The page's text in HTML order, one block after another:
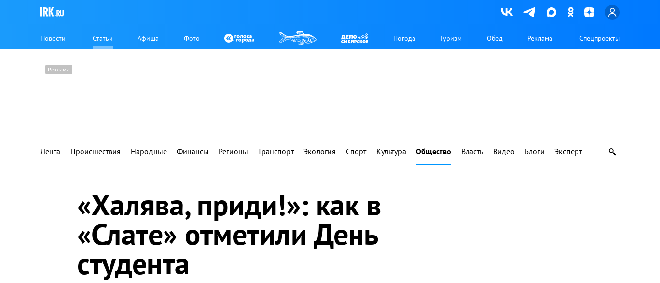
Новости Статьи Афиша Фото Погода Туризм Обед Реклама Спецпроекты
Лента Происшествия Народные Финансы Регионы Транспорт Экология Спорт Культура Общество Власть Видео Блоги Эксперт
«Халява, приди!»: как в
«Слате» отметили День
студента